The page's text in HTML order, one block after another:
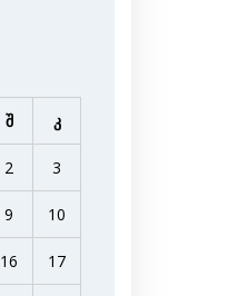
შ კ
2 3
9 10
16 17